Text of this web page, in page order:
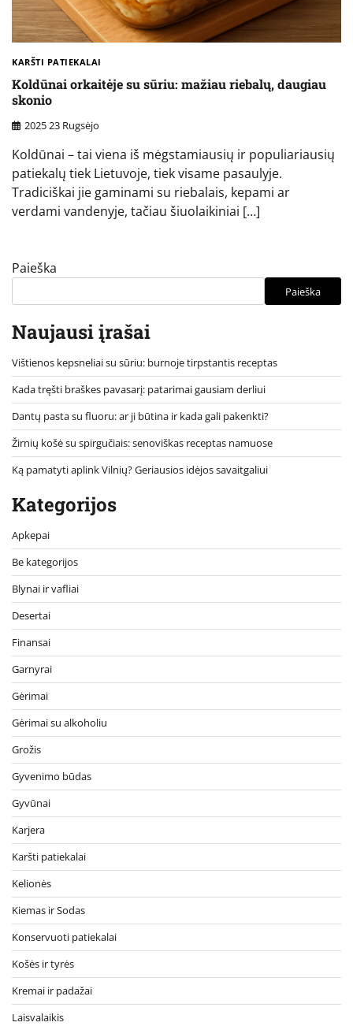
KARŠTI PATIEKALAI
Koldūnai orkaitėje su sūriu: mažiau riebalų, daugiau
skonio
2025 23 Rugsėjo
Koldūnai – tai viena iš mėgstamiausių ir populiariausių
patiekalų tiek Lietuvoje, tiek visame pasaulyje.
Tradiciškai jie gaminami su riebalais, kepami ar
verdami vandenyje, tačiau šiuolaikiniai […]
Paieška
Paieška
Naujausi įrašai
Vištienos kepsneliai su sūriu: burnoje tirpstantis receptas
Kada tręšti braškes pavasarį: patarimai gausiam derliui
Dantų pasta su fluoru: ar ji būtina ir kada gali pakenkti?
Žirnių košė su spirgučiais: senoviškas receptas namuose
Ką pamatyti aplink Vilnių? Geriausios idėjos savaitgaliui
Kategorijos
Apkepai
Be kategorijos
Blynai ir vafliai
Desertai
Finansai
Garnyrai
Gėrimai
Gėrimai su alkoholiu
Grožis
Gyvenimo būdas
Gyvūnai
Karjera
Karšti patiekalai
Kelionės
Kiemas ir Sodas
Konservuoti patiekalai
Košės ir tyrės
Kremai ir padažai
Laisvalaikis